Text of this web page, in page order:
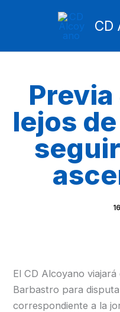
CD
lejos
El CD Alcoyano
Barbastro para
correspondiente a la